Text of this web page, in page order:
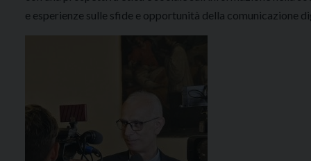
e esperienze sulle sfide e opportunità della comunicazione